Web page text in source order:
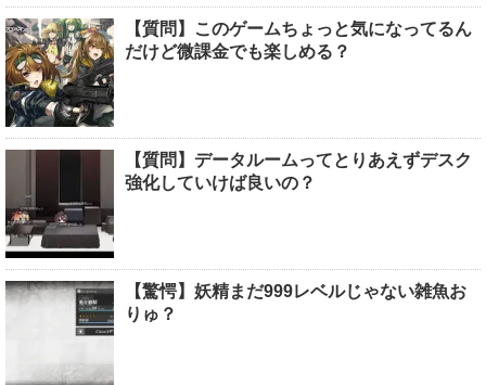
【質問】このゲームちょっと気になってるん
だけど微課金でも楽しめる？
【質問】データルームってとりあえずデスク
強化していけば良いの？
【驚愕】妖精まだ999レベルじゃない雑魚お
りゅ？